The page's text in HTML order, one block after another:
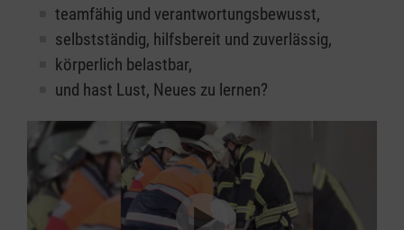
teamfähig und verantwortungsbewusst,
selbstständig, hilfsbereit und zuverlässig,
körperlich belastbar,
und hast Lust, Neues zu lernen?